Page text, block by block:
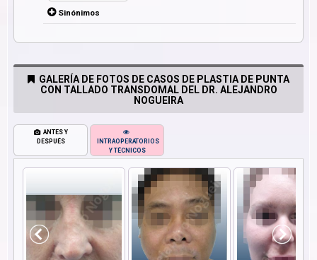
Sinónimos
GALERÍA DE FOTOS DE CASOS DE PLASTIA DE PUNTA
CON TALLADO TRANSDOMAL DEL DR. ALEJANDRO
NOGUEIRA
ANTES Y
DESPUÉS
INTRAOPERATORIOS
Y TÉCNICOS